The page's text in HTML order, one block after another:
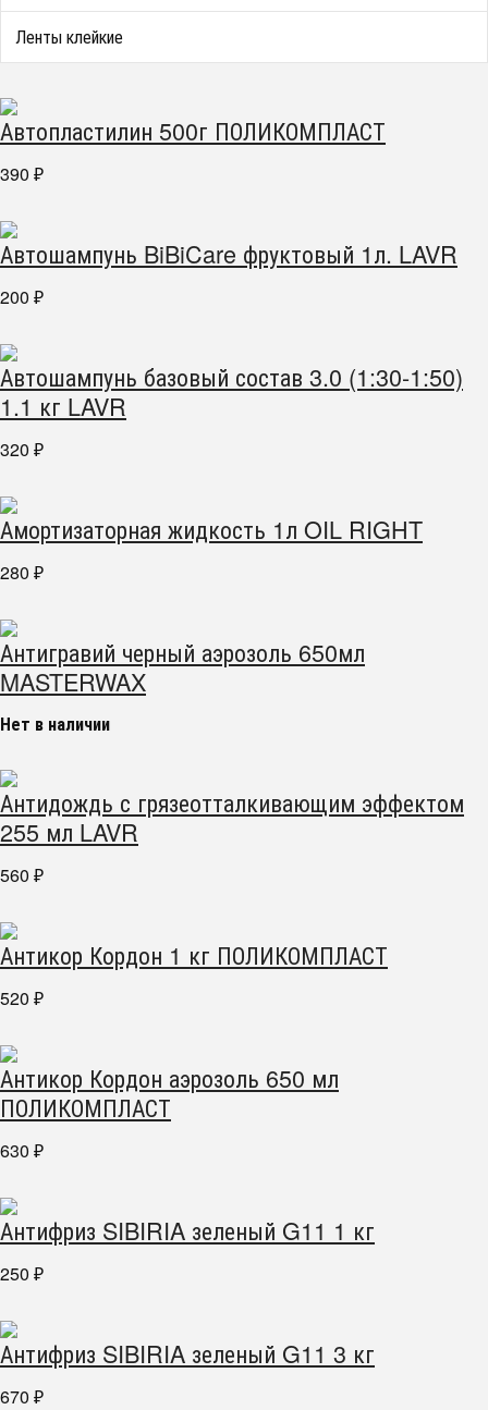
Ленты клейкие
Автопластилин 500г ПОЛИКОМПЛАСТ
390 ₽
Автошампунь BiBiCare фруктовый 1л. LAVR
200 ₽
Автошампунь базовый состав 3.0 (1:30-1:50)
1.1 кг LAVR
320 ₽
Амортизаторная жидкость 1л OIL RIGHT
280 ₽
Антигравий черный аэрозоль 650мл
MASTERWAX
Нет в наличии
Антидождь с грязеотталкивающим эффектом
255 мл LAVR
560 ₽
Антикор Кордон 1 кг ПОЛИКОМПЛАСТ
520 ₽
Антикор Кордон аэрозоль 650 мл
ПОЛИКОМПЛАСТ
630 ₽
Антифриз SIBIRIA зеленый G11 1 кг
250 ₽
Антифриз SIBIRIA зеленый G11 3 кг
670 ₽